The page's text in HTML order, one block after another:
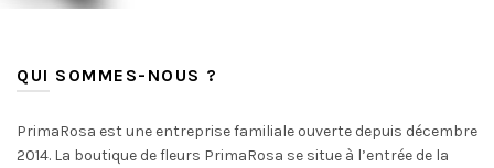
QUI SOMMES-NOUS ?
PrimaRosa est une entreprise familiale ouverte depuis décembre
2014. La boutique de fleurs PrimaRosa se situe à l’entrée de la